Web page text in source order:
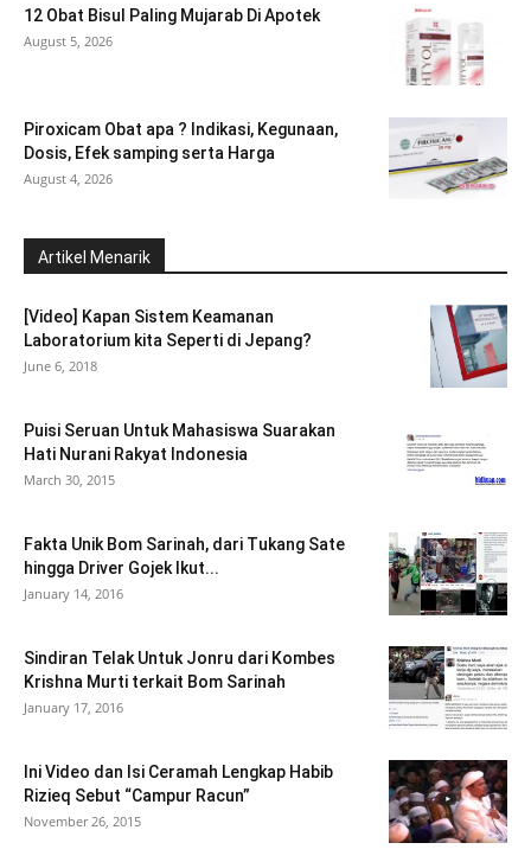
12 Obat Bisul Paling Mujarab Di Apotek
August 5, 2026
Piroxicam Obat apa ? Indikasi, Kegunaan,
Dosis, Efek samping serta Harga
August 4, 2026
Artikel Menarik
[Video] Kapan Sistem Keamanan
Laboratorium kita Seperti di Jepang?
June 6, 2018
Puisi Seruan Untuk Mahasiswa Suarakan
Hati Nurani Rakyat Indonesia
March 30, 2015
Fakta Unik Bom Sarinah, dari Tukang Sate
hingga Driver Gojek Ikut...
January 14, 2016
Sindiran Telak Untuk Jonru dari Kombes
Krishna Murti terkait Bom Sarinah
January 17, 2016
Ini Video dan Isi Ceramah Lengkap Habib
Rizieq Sebut “Campur Racun”
November 26, 2015